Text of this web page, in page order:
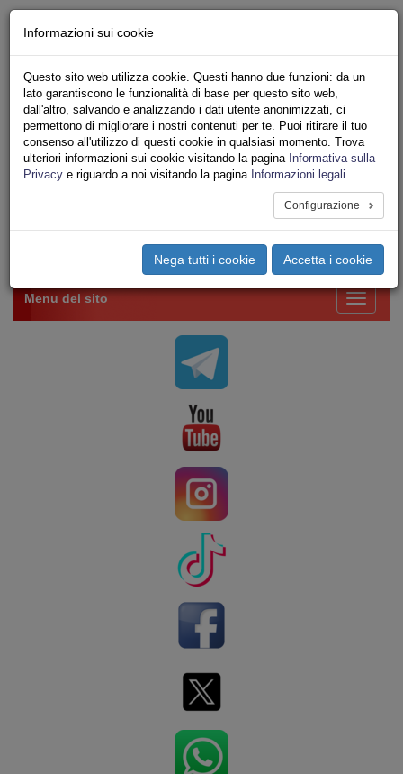
Iscriviti Online
Ricerca
Area Stampa
Privacy
VV.F.
UNIONE SINDACALE DI BASE SETTORE VIGILI
Toggle
Menu del sito
Informazioni sui cookie
Questo sito web utilizza cookie. Questi hanno due funzioni: da un
lato garantiscono le funzionalità di base per questo sito web,
dall'altro, salvando e analizzando i dati utente anonimizzati, ci
permettono di migliorare i nostri contenuti per te. Puoi ritirare il tuo
consenso all'utilizzo di questi cookie in qualsiasi momento. Trova
ulteriori informazioni sui cookie visitando la pagina Informativa sulla
Privacy e riguardo a noi visitando la pagina Informazioni legali.
Configurazione
Nega tutti i cookie Accetta i cookie